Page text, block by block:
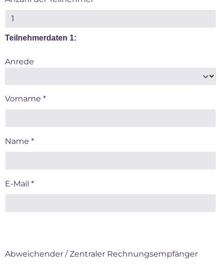
Teilnehmerdaten 1:
Anrede
Vorname *
Name *
E-Mail *
Abweichender / Zentraler Rechnungsempfänger